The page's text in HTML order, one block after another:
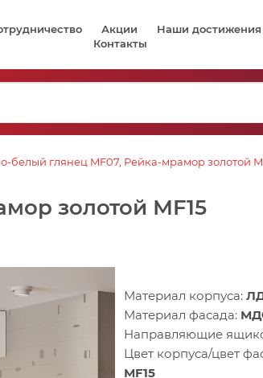
Акции Наши достижения
Контакты
белый глянец MF07, Рейка-мрамор золотой
золотой МF15
Материал корпуса:
Материал фасада:
Направляющие
Цвет корпуса/цвет
МF15